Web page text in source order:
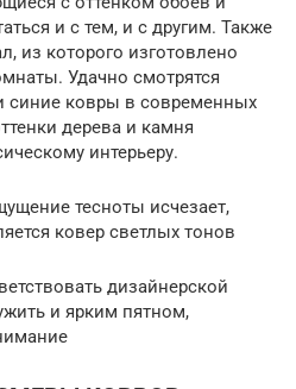
и с тем, и с другим. Также
из которого изготовлено
Удачно смотрятся
синие ковры в современных
дерева и камня
интерьеру.
тесноты исчезает,
ковер светлых тонов
дизайнерской
и ярким пятном,